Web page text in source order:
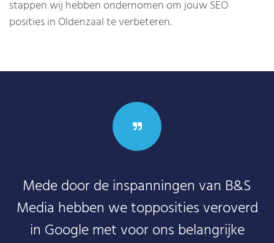
stappen wij hebben ondernomen om jouw SEO
posities in Oldenzaal te verbeteren.
Mede door de inspanningen van B&S
Media hebben we topposities veroverd
in Google met voor ons belangrijke